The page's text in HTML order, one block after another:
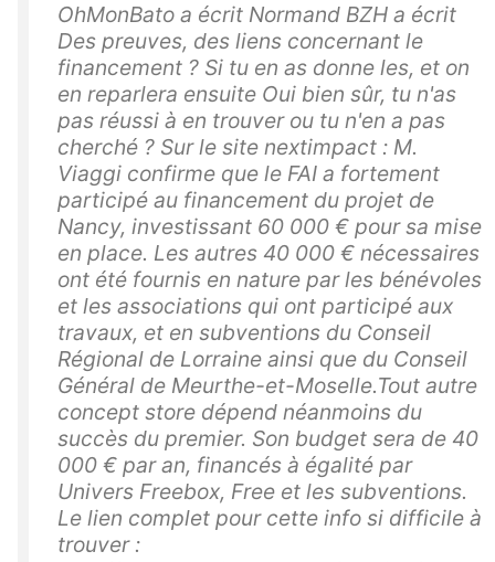
OhMonBato a écrit Normand BZH a écrit
Des preuves, des liens concernant le
financement ? Si tu en as donne les, et on
en reparlera ensuite Oui bien sûr, tu n'as
pas réussi à en trouver ou tu n'en a pas
cherché ? Sur le site nextimpact : M.
Viaggi confirme que le FAI a fortement
participé au financement du projet de
Nancy, investissant 60 000 € pour sa mise
en place. Les autres 40 000 € nécessaires
ont été fournis en nature par les bénévoles
et les associations qui ont participé aux
travaux, et en subventions du Conseil
Régional de Lorraine ainsi que du Conseil
Général de Meurthe-et-Moselle.Tout autre
concept store dépend néanmoins du
succès du premier. Son budget sera de 40
000 € par an, financés à égalité par
Univers Freebox, Free et les subventions.
Le lien complet pour cette info si difficile à
trouver :